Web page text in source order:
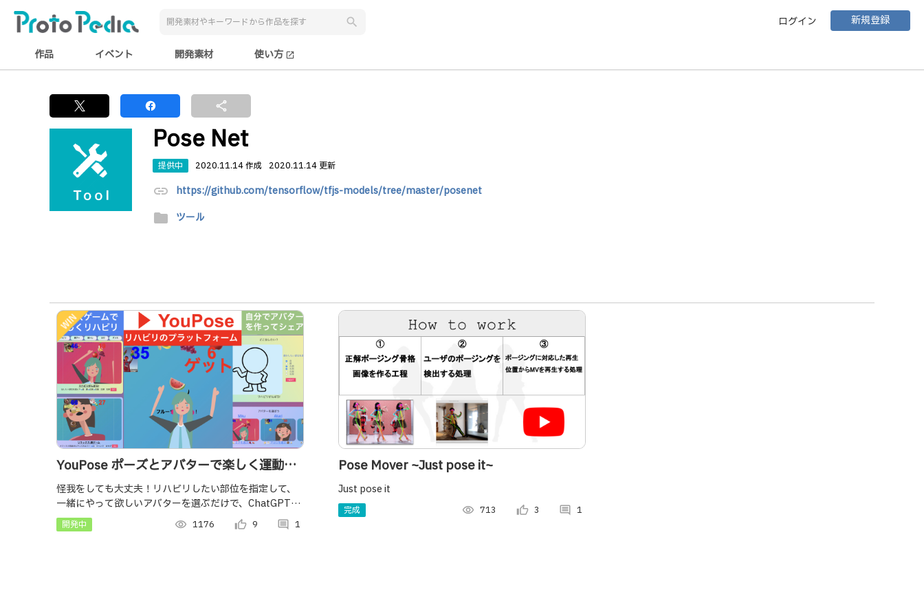
search ログイン 新規登録
作品 イベント 開発素材 使い方 open_in_new
share
Pose Net
提供中 2020.11.14 作成 2020.11.14 更新
link https://github.com/tensorflow/tfjs-models/tree/master/posenet
folder ツール
YouPose ポーズとアバターで楽しく運動、
リハビリプラットフォーム！
怪我をしても大丈夫！リハビリしたい部位を指定して、
一緒にやって欲しいアバターを選ぶだけで、ChatGPTが
メニューを自動生成、体を使ったゲームが完成。つまら
ないリハビリも筋トレも楽しく続けられる！
開発中 visibility 1176 thumb_up_alt 9 comment 1
Pose Mover ~Just pose it~
Just pose it
完成 visibility 713 thumb_up_alt 3 comment 1